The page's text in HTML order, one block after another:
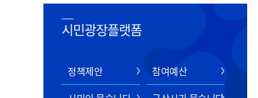
시민광장플랫폼
정책제안
참여예산